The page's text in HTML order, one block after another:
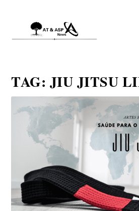
TAG: JIU JITSU